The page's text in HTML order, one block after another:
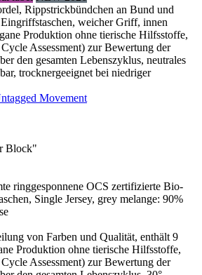
Rippstrickbündchen an Bund und
weicher Griff, innen
Produktion ohne tierische Hilfsstoffe,
Assessment) zur Bewertung der
den gesamten Lebenszyklus, neutrales
trocknergeeignet bei niedriger
Movement
Block"
ringgesponnene OCS zertifizierte Bio-
Single Jersey, grey melange: 90%
von Farben und Qualität, enthält 9
Produktion ohne tierische Hilfsstoffe,
Assessment) zur Bewertung der